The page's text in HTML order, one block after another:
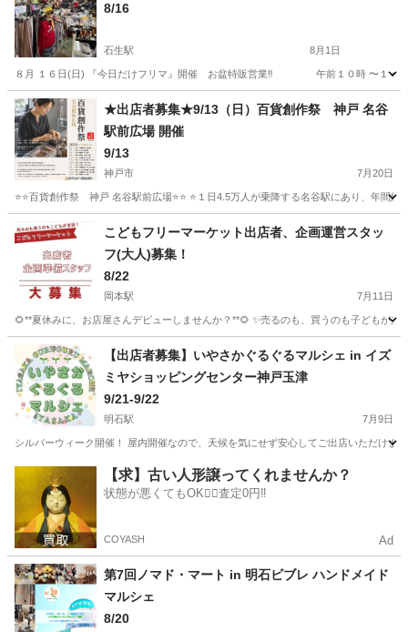
8/16
石生駅 8月1日
８月 １６日(日) 『今日だけフリマ』開催 お盆特販営業‼️ 午前１０時 〜
兵庫 丹波市 石生駅 フリーマーケット セール
★出店者募集★9/13（日）百貨創作祭 神戸 名谷
駅前広場 開催
9/13
神戸市 7月20日
⭐️⭐️百貨創作祭 神戸 名谷駅前広場⭐️⭐️ ⭐️１日4.5万人が乗降する名谷駅にあり、年間
兵庫 神戸市 フリーマーケット キッチンカー
こどもフリーマーケット出店者、企画運営スタッ
フ(大人)募集！
8/22
岡本駅 7月11日
🌻**夏休みに、お店屋さんデビューしませんか？**🌻 ✨売るのも、買うのも子どもが
兵庫 神戸市 岡本駅 フリーマーケット 子ども
【出店者募集】いやさかぐるぐるマルシェ in イズ
ミヤショッピングセンター神戸玉津
9/21-9/22
明石駅 7月9日
シルバーウィーク開催！ 屋内開催なので、天候を気にせず安心してご出店いただけ
明石駅 フリーマーケット 玉津
【求】古い人形譲ってくれませんか？
状態が悪くてもOK🙆‍♀️査定0円‼️
COYASH Ad
第7回ノマド・マート in 明石ビブレ ハンドメイド
マルシェ
8/20